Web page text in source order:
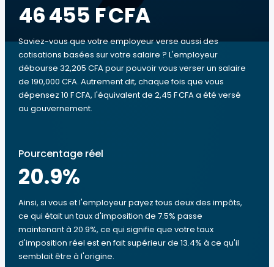
46 455 F CFA
Saviez-vous que votre employeur verse aussi des
cotisations basées sur votre salaire ? L'employeur
débourse 32,205 CFA pour pouvoir vous verser un salaire
de 190,000 CFA. Autrement dit, chaque fois que vous
dépensez 10 F CFA, l'équivalent de 2,45 F CFA a été versé
au gouvernement.
Pourcentage réel
20.9%
Ainsi, si vous et l'employeur payez tous deux des impôts,
ce qui était un taux d'imposition de 7.5% passe
maintenant à 20.9%, ce qui signifie que votre taux
d'imposition réel est en fait supérieur de 13.4% à ce qu'il
semblait être à l'origine.